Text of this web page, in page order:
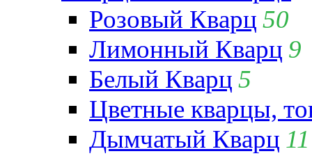
Розовый Кварц 50
Лимонный Кварц 9
Белый Кварц 5
Цветные кварцы,
Дымчатый Кварц 11